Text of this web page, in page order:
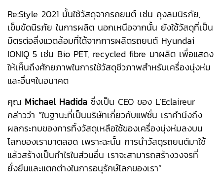
Re:Style 2021 นั้นใช้วัสดุจากรถยนต์ เช่น ถุงลมนิรภัย,
เข็มขัดนิรภัย ในการผลิต นอกเหนือจากนั้น ยังใช้วัสดุที่เป็น
มิตรต่อสิ่งแวดล้อมที่ได้จากการผลิตรถยนต์ Hyundai
IONIQ 5 เช่น Bio PET, recycled fibre มาผลิต เพื่อแสดง
ให้เห็นถึงศักยภาพในการใช้วัสดุชีวภาพสำหรับเครื่องนุ่งห่ม
และอื่นๆในอนาคต
คุณ Michael Hadida ซึ่งเป็น CEO ของ L’Eclaireur
กล่าวว่า “ในฐานะที่เป็นบริษัทเกี่ยวกับแฟชั่น เราคำนึงถึง
ผลกระทบของการทิ้งวัสดุเหลือใช้ของเครื่องนุ่งห่มลงบน
โลกของเรามาตลอด เพราะฉะนั้น การนำวัสดุรถยนต์มาใช้
แล้วสร้างเป็นกำไรในส่วนอื่น เราจะสามารถสร้างวงจรที่
ยั่งยืนและแตกต่างในการอนุรักษ์โลกของเรา”